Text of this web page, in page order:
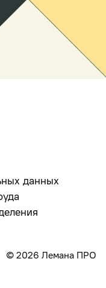
данных
© 2026 Лемана ПРО